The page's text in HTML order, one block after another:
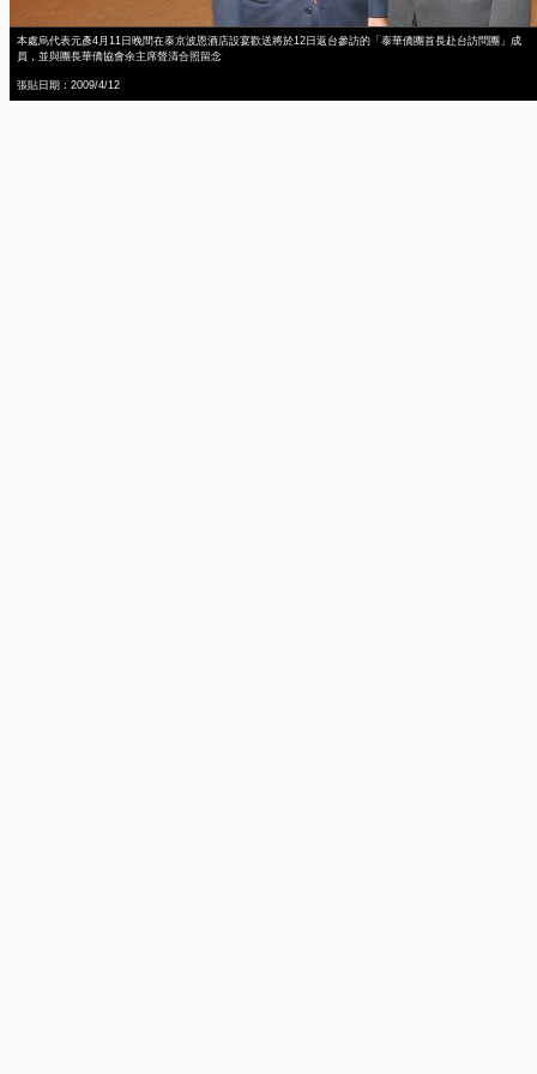
本處烏代表元彥4月11日晚間在泰京波恩酒店設宴歡送將於12日返台參訪的「泰華僑團首長赴台訪問團」成
員，並與團長華僑協會余主席聲清合照留念
張貼日期：2009/4/12